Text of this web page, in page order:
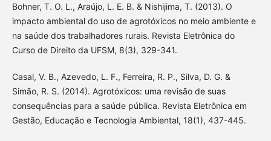
Bohner, T. O. L., Araújo, L. E. B. & Nishijima, T. (2013). O
impacto ambiental do uso de agrotóxicos no meio ambiente e
na saúde dos trabalhadores rurais. Revista Eletrônica do
Curso de Direito da UFSM, 8(3), 329-341.
Casal, V. B., Azevedo, L. F., Ferreira, R. P., Silva, D. G. &
Simão, R. S. (2014). Agrotóxicos: uma revisão de suas
consequências para a saúde pública. Revista Eletrônica em
Gestão, Educação e Tecnologia Ambiental, 18(1), 437-445.